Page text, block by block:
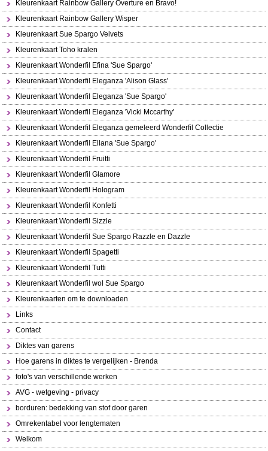
Kleurenkaart Rainbow Gallery Overture en Bravo!
Kleurenkaart Rainbow Gallery Wisper
Kleurenkaart Sue Spargo Velvets
Kleurenkaart Toho kralen
Kleurenkaart Wonderfil Efina 'Sue Spargo'
Kleurenkaart Wonderfil Eleganza 'Alison Glass'
Kleurenkaart Wonderfil Eleganza 'Sue Spargo'
Kleurenkaart Wonderfil Eleganza 'Vicki Mccarthy'
Kleurenkaart Wonderfil Eleganza gemeleerd Wonderfil Collectie
Kleurenkaart Wonderfil Ellana 'Sue Spargo'
Kleurenkaart Wonderfil Fruitti
Kleurenkaart Wonderfil Glamore
Kleurenkaart Wonderfil Hologram
Kleurenkaart Wonderfil Konfetti
Kleurenkaart Wonderfil Sizzle
Kleurenkaart Wonderfil Sue Spargo Razzle en Dazzle
Kleurenkaart Wonderfil Spagetti
Kleurenkaart Wonderfil Tutti
Kleurenkaart Wonderfil wol Sue Spargo
Kleurenkaarten om te downloaden
Links
Contact
Diktes van garens
Hoe garens in diktes te vergelijken - Brenda
foto's van verschillende werken
AVG - wetgeving - privacy
borduren: bedekking van stof door garen
Omrekentabel voor lengtematen
Welkom